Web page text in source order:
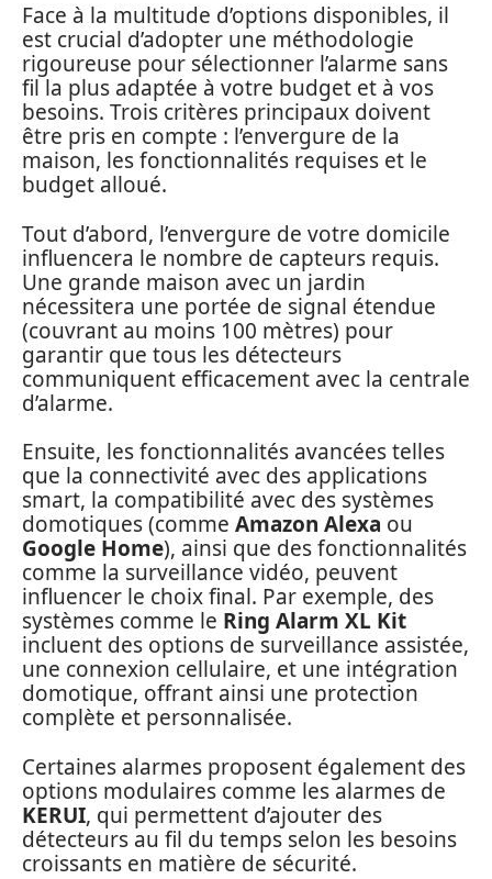
Face à la multitude d’options disponibles, il
est crucial d’adopter une méthodologie
rigoureuse pour sélectionner l’alarme sans
fil la plus adaptée à votre budget et à vos
besoins. Trois critères principaux doivent
être pris en compte : l’envergure de la
maison, les fonctionnalités requises et le
budget alloué.
Tout d’abord, l’envergure de votre domicile
influencera le nombre de capteurs requis.
Une grande maison avec un jardin
nécessitera une portée de signal étendue
(couvrant au moins 100 mètres) pour
garantir que tous les détecteurs
communiquent efficacement avec la centrale
d’alarme.
Ensuite, les fonctionnalités avancées telles
que la connectivité avec des applications
smart, la compatibilité avec des systèmes
domotiques (comme Amazon Alexa ou
Google Home), ainsi que des fonctionnalités
comme la surveillance vidéo, peuvent
influencer le choix final. Par exemple, des
systèmes comme le Ring Alarm XL Kit
incluent des options de surveillance assistée,
une connexion cellulaire, et une intégration
domotique, offrant ainsi une protection
complète et personnalisée.
Certaines alarmes proposent également des
options modulaires comme les alarmes de
KERUI, qui permettent d’ajouter des
détecteurs au fil du temps selon les besoins
croissants en matière de sécurité.